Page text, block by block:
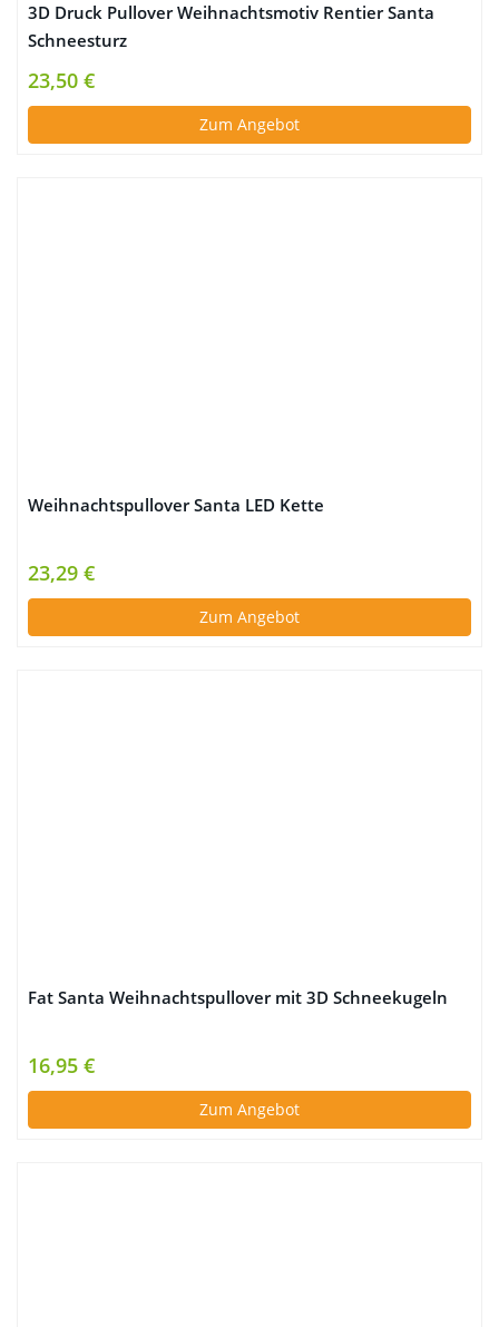
3D Druck Pullover Weihnachtsmotiv Rentier Santa
Schneesturz
23,50 €
Zum Angebot
Weihnachtspullover Santa LED Kette
23,29 €
Zum Angebot
Fat Santa Weihnachtspullover mit 3D Schneekugeln
16,95 €
Zum Angebot